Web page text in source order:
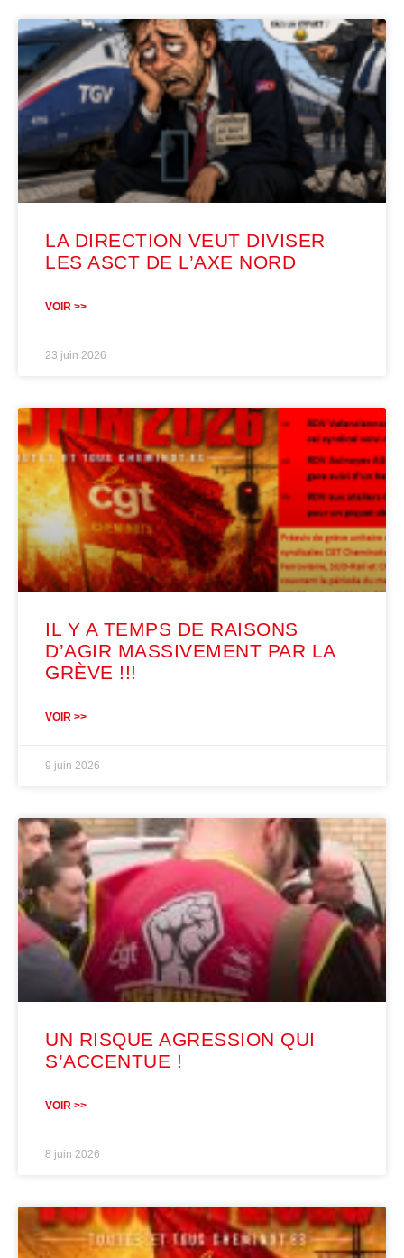
LA DIRECTION VEUT DIVISER
LES ASCT DE L’AXE NORD
VOIR >>
23 juin 2026
IL Y A TEMPS DE RAISONS
D’AGIR MASSIVEMENT PAR LA
GRÈVE !!!
VOIR >>
9 juin 2026
UN RISQUE AGRESSION QUI
S’ACCENTUE !
VOIR >>
8 juin 2026